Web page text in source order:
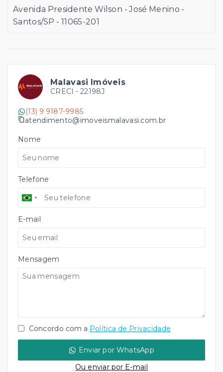
Malavasi Imóveis
CRECI - 22198J
(13) 9 9187-9985
atendimento@imoveismalavasi.com.br
Nome
Telefone
E-mail
Mensagem
Concordo com a Política de Privacidade
Enviar por WhatsApp
Ou enviar por E-mail
Avenida Presidente Wilson - José Menino -
Santos/SP - 11065-201